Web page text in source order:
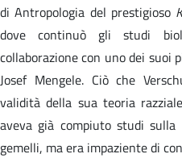
di Antropologia del prestigioso
dove continuò gli studi
collaborazione con uno dei
Josef Mengele. Ciò che
validità della sua teoria
aveva già compiuto studi
gemelli, ma era impaziente di